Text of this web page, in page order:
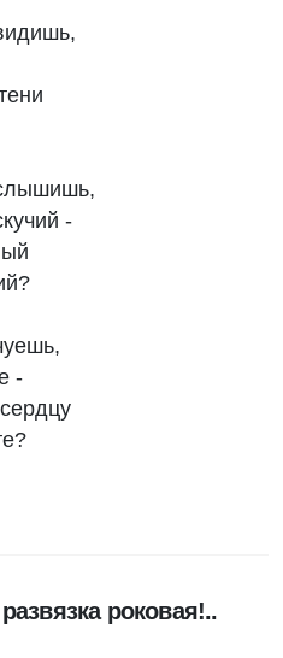
-
-
роковая!..